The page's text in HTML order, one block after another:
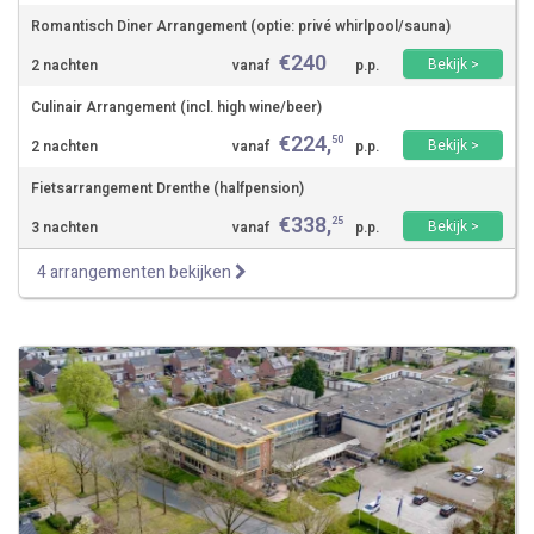
Romantisch Diner Arrangement (optie: privé whirlpool/sauna)
2 nachten
vanaf €240 p.p.
Bekijk >
Culinair Arrangement (incl. high wine/beer)
2 nachten
vanaf €224,50 p.p.
Bekijk >
Fietsarrangement Drenthe (halfpension)
3 nachten
vanaf €338,25 p.p. Bekijk >
4 arrangementen bekijken